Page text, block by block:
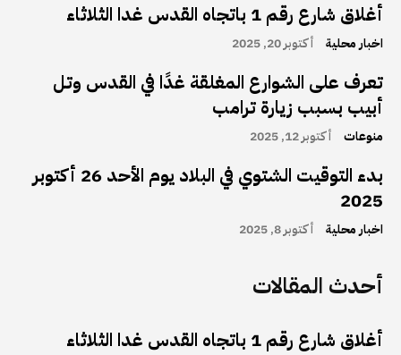
أغلاق شارع رقم 1 باتجاه القدس غدا الثلاثاء
اخبار محلية أكتوبر 20, 2025
تعرف على الشوارع المغلقة غدًا في القدس وتل
أبيب بسبب زيارة ترامب
منوعات أكتوبر 12, 2025
بدء التوقيت الشتوي في البلاد يوم الأحد 26 أكتوبر
2025
اخبار محلية أكتوبر 8, 2025
أحدث المقالات
أغلاق شارع رقم 1 باتجاه القدس غدا الثلاثاء